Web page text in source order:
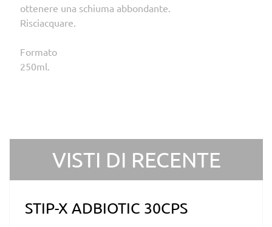
ottenere una schiuma abbondante.
Risciacquare.
Formato
250ml.
VISTI DI RECENTE
STIP-X ADBIOTIC 30CPS